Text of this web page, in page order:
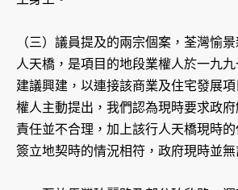
（三）議員提及的兩宗個案，荃灣愉
人天橋，是項目的地段業權人於一九
建議興建，以連接該商業及住宅發展
權人主動提出，我們認為現時要求政
責任並不合理，加上該行人天橋現時
簽立地契時的情況相符，政府現時並無